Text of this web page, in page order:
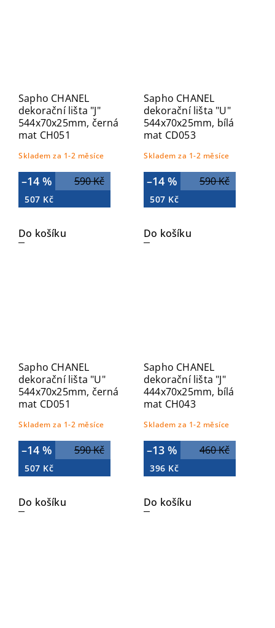
Sapho CHANEL
dekorační lišta "J"
544x70x25mm, černá
mat CH051
Skladem za 1-2 měsíce
590 Kč
–14 %
507 Kč
Do košíku
Sapho CHANEL
dekorační lišta "U"
544x70x25mm, bílá
mat CD053
Skladem za 1-2 měsíce
590 Kč
–14 %
507 Kč
Do košíku
Sapho CHANEL
dekorační lišta "U"
544x70x25mm, černá
mat CD051
Skladem za 1-2 měsíce
590 Kč
–14 %
507 Kč
Do košíku
Sapho CHANEL
dekorační lišta "J"
444x70x25mm, bílá
mat CH043
Skladem za 1-2 měsíce
460 Kč
–13 %
396 Kč
Do košíku